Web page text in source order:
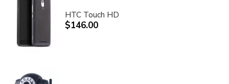
HTC Touch HD
$146.00